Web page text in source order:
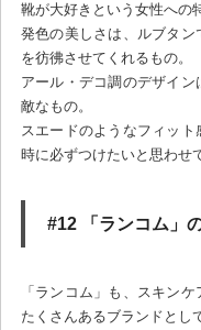
靴が大好きという女性への
発色の美しさは、ルブタ
を彷彿させてくれるもの。
アール・デコ調のデザイ
敵なもの。
スエードのようなフィッ
時に必ずつけたいと思わせ
#12 「ランコム」
「ランコム」も、スキン
たくさんあるブランドとし